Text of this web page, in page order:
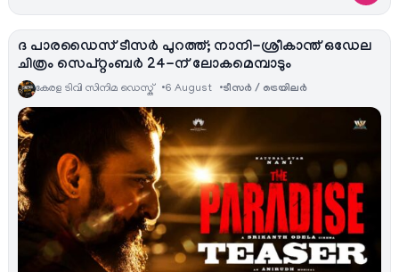
ദ പാരഡൈസ് ടീസർ പുറത്ത്; നാനി-ശ്രീകാന്ത് ഒഡേല
ചിത്രം സെപ്റ്റംബർ 24-ന് ലോകമെമ്പാടും
കേരള ടിവി സിനിമ ഡെസ്ക് 6 August ടീസര്‍ / ട്രെയിലര്‍